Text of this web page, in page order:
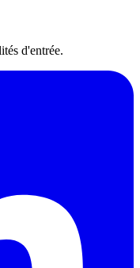
d'entrée.